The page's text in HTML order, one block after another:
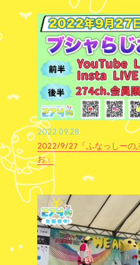
2022.09.28
2022/9/27「ふなっしーの
お」